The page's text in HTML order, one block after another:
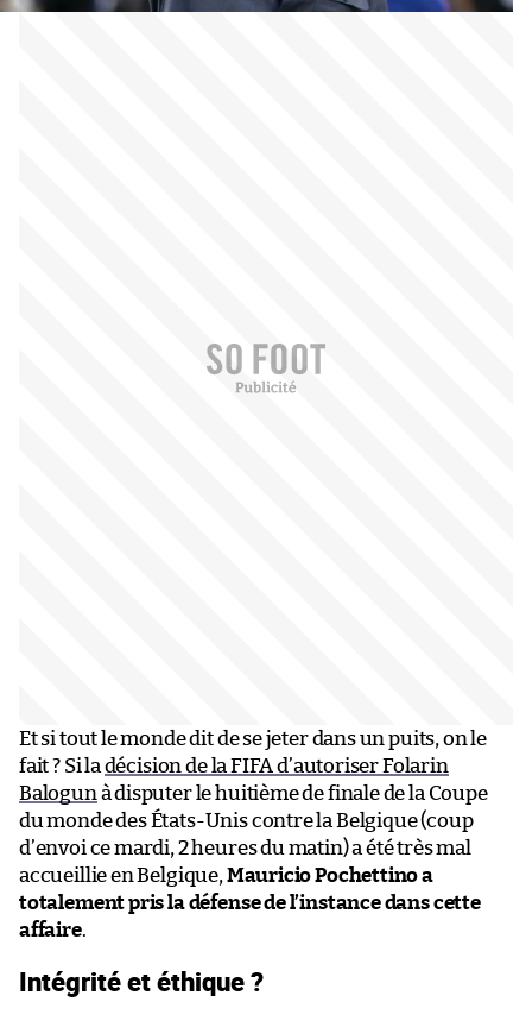
Et si tout le monde dit de se jeter dans un puits, on le
fait ? Si la décision de la FIFA d’autoriser Folarin
Balogun à disputer le huitième de finale de la Coupe
du monde des États-Unis contre la Belgique (coup
d’envoi ce mardi, 2 heures du matin) a été très mal
accueillie en Belgique, Mauricio Pochettino a
totalement pris la défense de l’instance dans cette
affaire.
Intégrité et éthique ?